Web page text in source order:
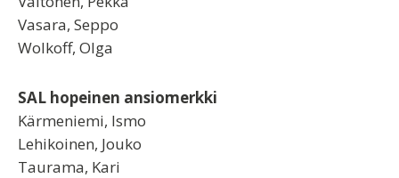
Vasara, Seppo
Wolkoff, Olga
SAL hopeinen ansiomerkki
Kärmeniemi, Ismo
Lehikoinen, Jouko
Taurama, Kari